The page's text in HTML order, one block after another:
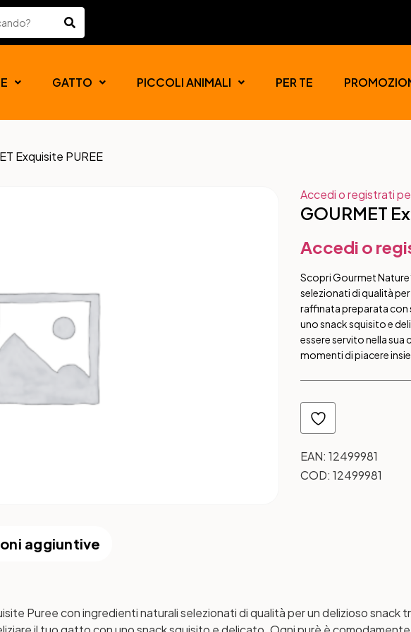
GATTO PICCOLI ANIMALI PER TE
Exquisite PUREE
Accedi o registrati
GOURMET
Accedi o
Scopri Gourmet
selezionati di qualità
raffinata preparata con
uno snack squisito e
essere servito nella
momenti di piacere
EAN: 12499981
COD: 12499981
aggiuntive
Puree con ingredienti naturali selezionati di qualità per un delizioso snack